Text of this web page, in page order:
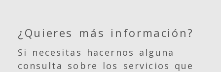
¿Quieres más información?
Si necesitas hacernos alguna
consulta sobre los servicios que